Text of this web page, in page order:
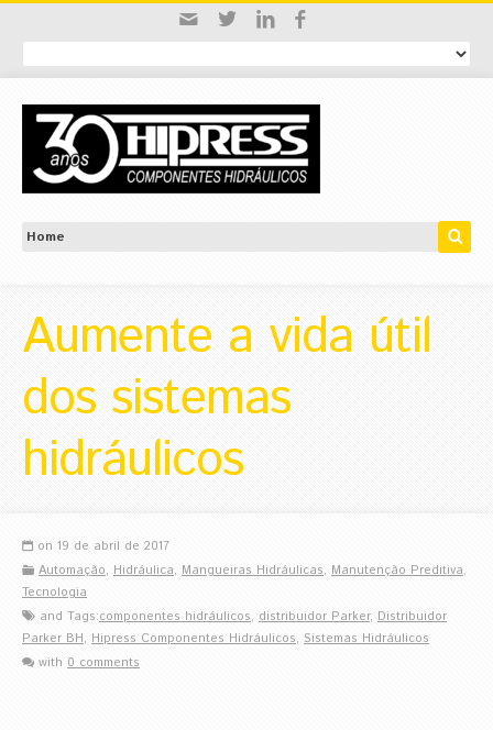
Aumente a vida útil
dos sistemas
hidráulicos
on 19 de abril de 2017
Automação, Hidráulica, Mangueiras Hidráulicas, Manutenção Preditiva,
Tecnologia
and Tags:componentes hidráulicos, distribuidor Parker, Distribuidor
Parker BH, Hipress Componentes Hidráulicos, Sistemas Hidráulicos
with 0 comments